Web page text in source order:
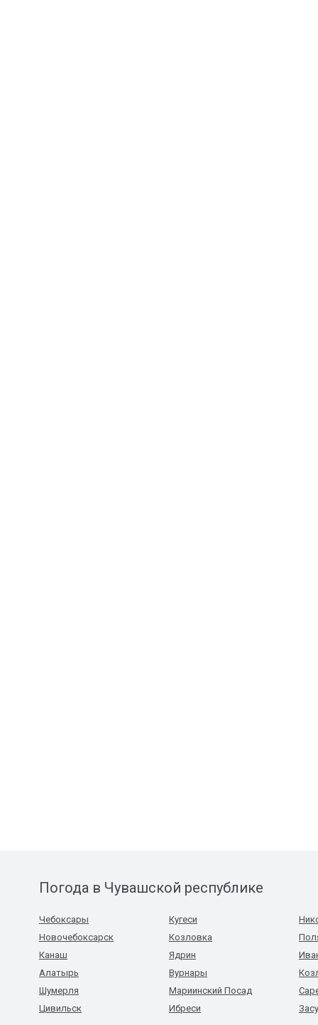
Погода в Чувашской республике
Чебоксары
Новочебоксарск
Канаш
Алатырь
Шумерля
Цивильск
Кугеси
Козловка
Ядрин
Вурнары
Мариинский Посад
Ибреси